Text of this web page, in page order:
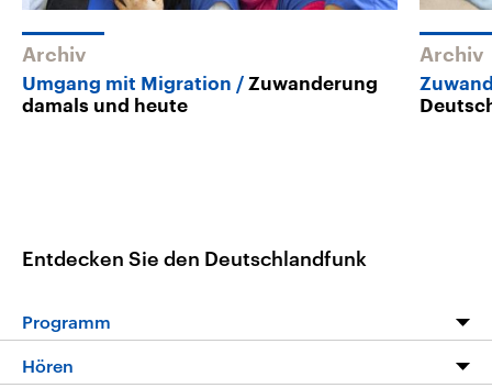
Archiv
Umgang mit Migration
Zuwanderung
damals und heute
Archiv
Entdecken Sie den Deutschlandfunk
Programm
Programm
Hören